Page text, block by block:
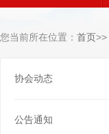
您当前所在位置： 首页>>
协会动态
公告通知